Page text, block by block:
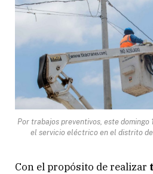
Por trabajos preventivos, este domingo
el servicio eléctrico en el distrito
Con el propósito de realizar